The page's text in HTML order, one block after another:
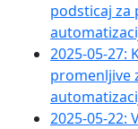
podsticaj za
2025-05-27:
promenljive
2025-05-22: